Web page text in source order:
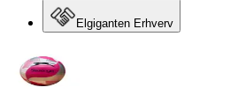
Elgiganten Erhverv